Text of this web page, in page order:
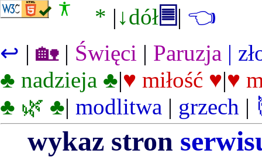
* |↓dół🗏| 👈
↩ | 🏡 | Święci | Paruzja |
♣ nadzieja ♣|♥ miłość ♥|♥
♣ 🌿 ♣| modlitwa | grzech |
wykaz stron